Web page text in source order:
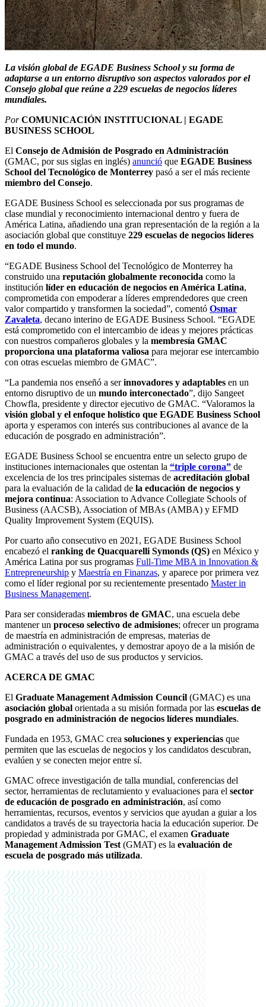
La visión global de EGADE Business School y su forma de
adaptarse a un entorno disruptivo son aspectos valorados por el
Consejo global que reúne a 229 escuelas de negocios líderes
mundiales.
Por COMUNICACIÓN INSTITUCIONAL | EGADE
BUSINESS SCHOOL
El Consejo de Admisión de Posgrado en Administración
(GMAC, por sus siglas en inglés) anunció que EGADE Business
School del Tecnológico de Monterrey pasó a ser el más reciente
miembro del Consejo.
EGADE Business School es seleccionada por sus programas de
clase mundial y reconocimiento internacional dentro y fuera de
América Latina, añadiendo una gran representación de la región a la
asociación global que constituye 229 escuelas de negocios líderes
en todo el mundo.
“EGADE Business School del Tecnológico de Monterrey ha
construido una reputación globalmente reconocida como la
institución líder en educación de negocios en América Latina,
comprometida con empoderar a líderes emprendedores que creen
valor compartido y transformen la sociedad”, comentó Osmar
Zavaleta, decano interino de EGADE Business School. “EGADE
está comprometido con el intercambio de ideas y mejores prácticas
con nuestros compañeros globales y la membresía GMAC
proporciona una plataforma valiosa para mejorar ese intercambio
con otras escuelas miembro de GMAC”.
“La pandemia nos enseñó a serinnovadores y adaptables en un
entorno disruptivo de un mundo interconectado”, dijo Sangeet
Chowfla, presidente y director ejecutivo de GMAC. “Valoramos la
visión global y el enfoque holístico que EGADE Business School
aporta y esperamos con interés sus contribuciones al avance de la
educación de posgrado en administración”.
EGADE Business School se encuentra entre un selecto grupo de
instituciones internacionales que ostentan la “triple corona” de
excelencia de los tres principales sistemas de acreditación global
para la evaluación de la calidad de la educación de negocios y
mejora continua: Association to Advance Collegiate Schools of
Business (AACSB), Association of MBAs (AMBA) y EFMD
Quality Improvement System (EQUIS).
Por cuarto año consecutivo en 2021, EGADE Business School
encabezó el ranking de Quacquarelli Symonds (QS) en México y
América Latina por sus programas Full-Time MBA in Innovation &
Entrepreneurship y Maestría en Finanzas, y aparece por primera vez
como el líder regional por su recientemente presentado Master in
Business Management.
Para ser consideradas miembros de GMAC, una escuela debe
mantener un proceso selectivo de admisiones; ofrecer un programa
de maestría en administración de empresas, materias de
administración o equivalentes, y demostrar apoyo de a la misión de
GMAC a través del uso de sus productos y servicios.
ACERCA DE GMAC
El Graduate Management Admission Council (GMAC) es una
asociación global orientada a su misión formada por las escuelas de
posgrado en administración de negocios líderes mundiales.
Fundada en 1953, GMAC crea soluciones y experiencias que
permiten que las escuelas de negocios y los candidatos descubran,
evalúen y se conecten mejor entre sí.
GMAC ofrece investigación de talla mundial, conferencias del
sector, herramientas de reclutamiento y evaluaciones para el sector
de educación de posgrado en administración, así como
herramientas, recursos, eventos y servicios que ayudan a guiar a los
candidatos a través de su trayectoria hacia la educación superior. De
propiedad y administrada por GMAC, el examen Graduate
Management Admission Test(GMAT) es la evaluación de
escuela de posgrado más utilizada.